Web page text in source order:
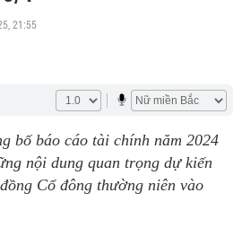
21:55
bố báo cáo tài chính năm 2024
nội dung quan trọng dự kiến
Cổ đông thường niên vào